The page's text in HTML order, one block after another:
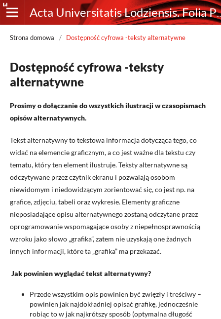
Acta Universitatis Lodziensis. Folia Philosophica. Ethica-Aesthetica-Practica
Strona domowa / Dostępność cyfrowa -teksty alternatywne
Dostępność cyfrowa -teksty
alternatywne
Prosimy o dołączanie do wszystkich ilustracji w czasopismach
opisów alternatywnych.
Tekst alternatywny to tekstowa informacja dotycząca tego, co
widać na elemencie graficznym, a co jest ważne dla tekstu czy
tematu, który ten element ilustruje. Teksty alternatywne są
odczytywane przez czytnik ekranu i pozwalają osobom
niewidomym i niedowidzącym zorientować się, co jest np. na
grafice, zdjęciu, tabeli oraz wykresie. Elementy graficzne
nieposiadające opisu alternatywnego zostaną odczytane przez
oprogramowanie wspomagające osoby z niepełnosprawnością
wzroku jako słowo „grafika”, zatem nie uzyskają one żadnych
innych informacji, które ta „grafika” ma przekazać.
Jak powinien wyglądać tekst alternatywny?
Przede wszystkim opis powinien być zwięzły i treściwy –
powinien jak najdokładniej opisać grafikę, jednocześnie
robiąc to w jak najkrótszy sposób (optymalna długość